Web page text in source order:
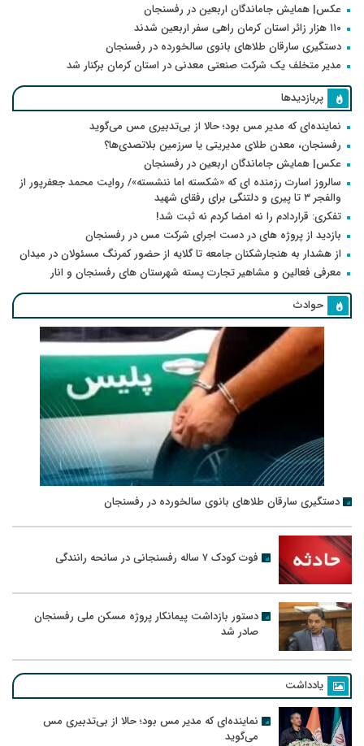
عکس| همایش جاماندگان اربعین در رفسنجان
۱۱۰ هزار زائر استان کرمان راهی سفر اربعین شدند
دستگیری سارقان طلاهای بانوی سالخورده در رفسنجان
مدیر متخلف یک شرکت صنعتی معدنی در استان کرمان برکنار شد
پربازدیدها
نماینده‌ای که مدیر مس بود؛ حالا از بی‌تدبیری مس می‌گوید
رفسنجان، معدن طلای مدیریتی یا سرزمین بلاتصدی‌ها؟
عکس| همایش جاماندگان اربعین در رفسنجان
سالروز اسارت رزمنده ای که «شکسته اما ننشسته»/ روایت محمد جعفرپور از
والفجر ۳ تا پیری و دلتنگی برای رفقای شهید
تفکری: قراردادم را نه امضا کردم نه ثبت شد!
بازدید از پروژه های در دست اجرای شرکت مس در رفسنجان
از هشدار به هنجارشکنان جامعه تا گلایه از حضور کمرنگ مسئولان در میدان
معرفی فعالین و مشاهیر تجارت پسته شهرستان های رفسنجان و انار
حوادث
دستگیری سارقان طلاهای بانوی سالخورده در رفسنجان
فوت کودک ۷ ساله رفسنجانی در سانحه رانندگی
دستور بازداشت پیمانکار پروژه مسکن ملی رفسنجان
صادر شد
یادداشت
نماینده‌ای که مدیر مس بود؛ حالا از بی‌تدبیری مس
می‌گوید